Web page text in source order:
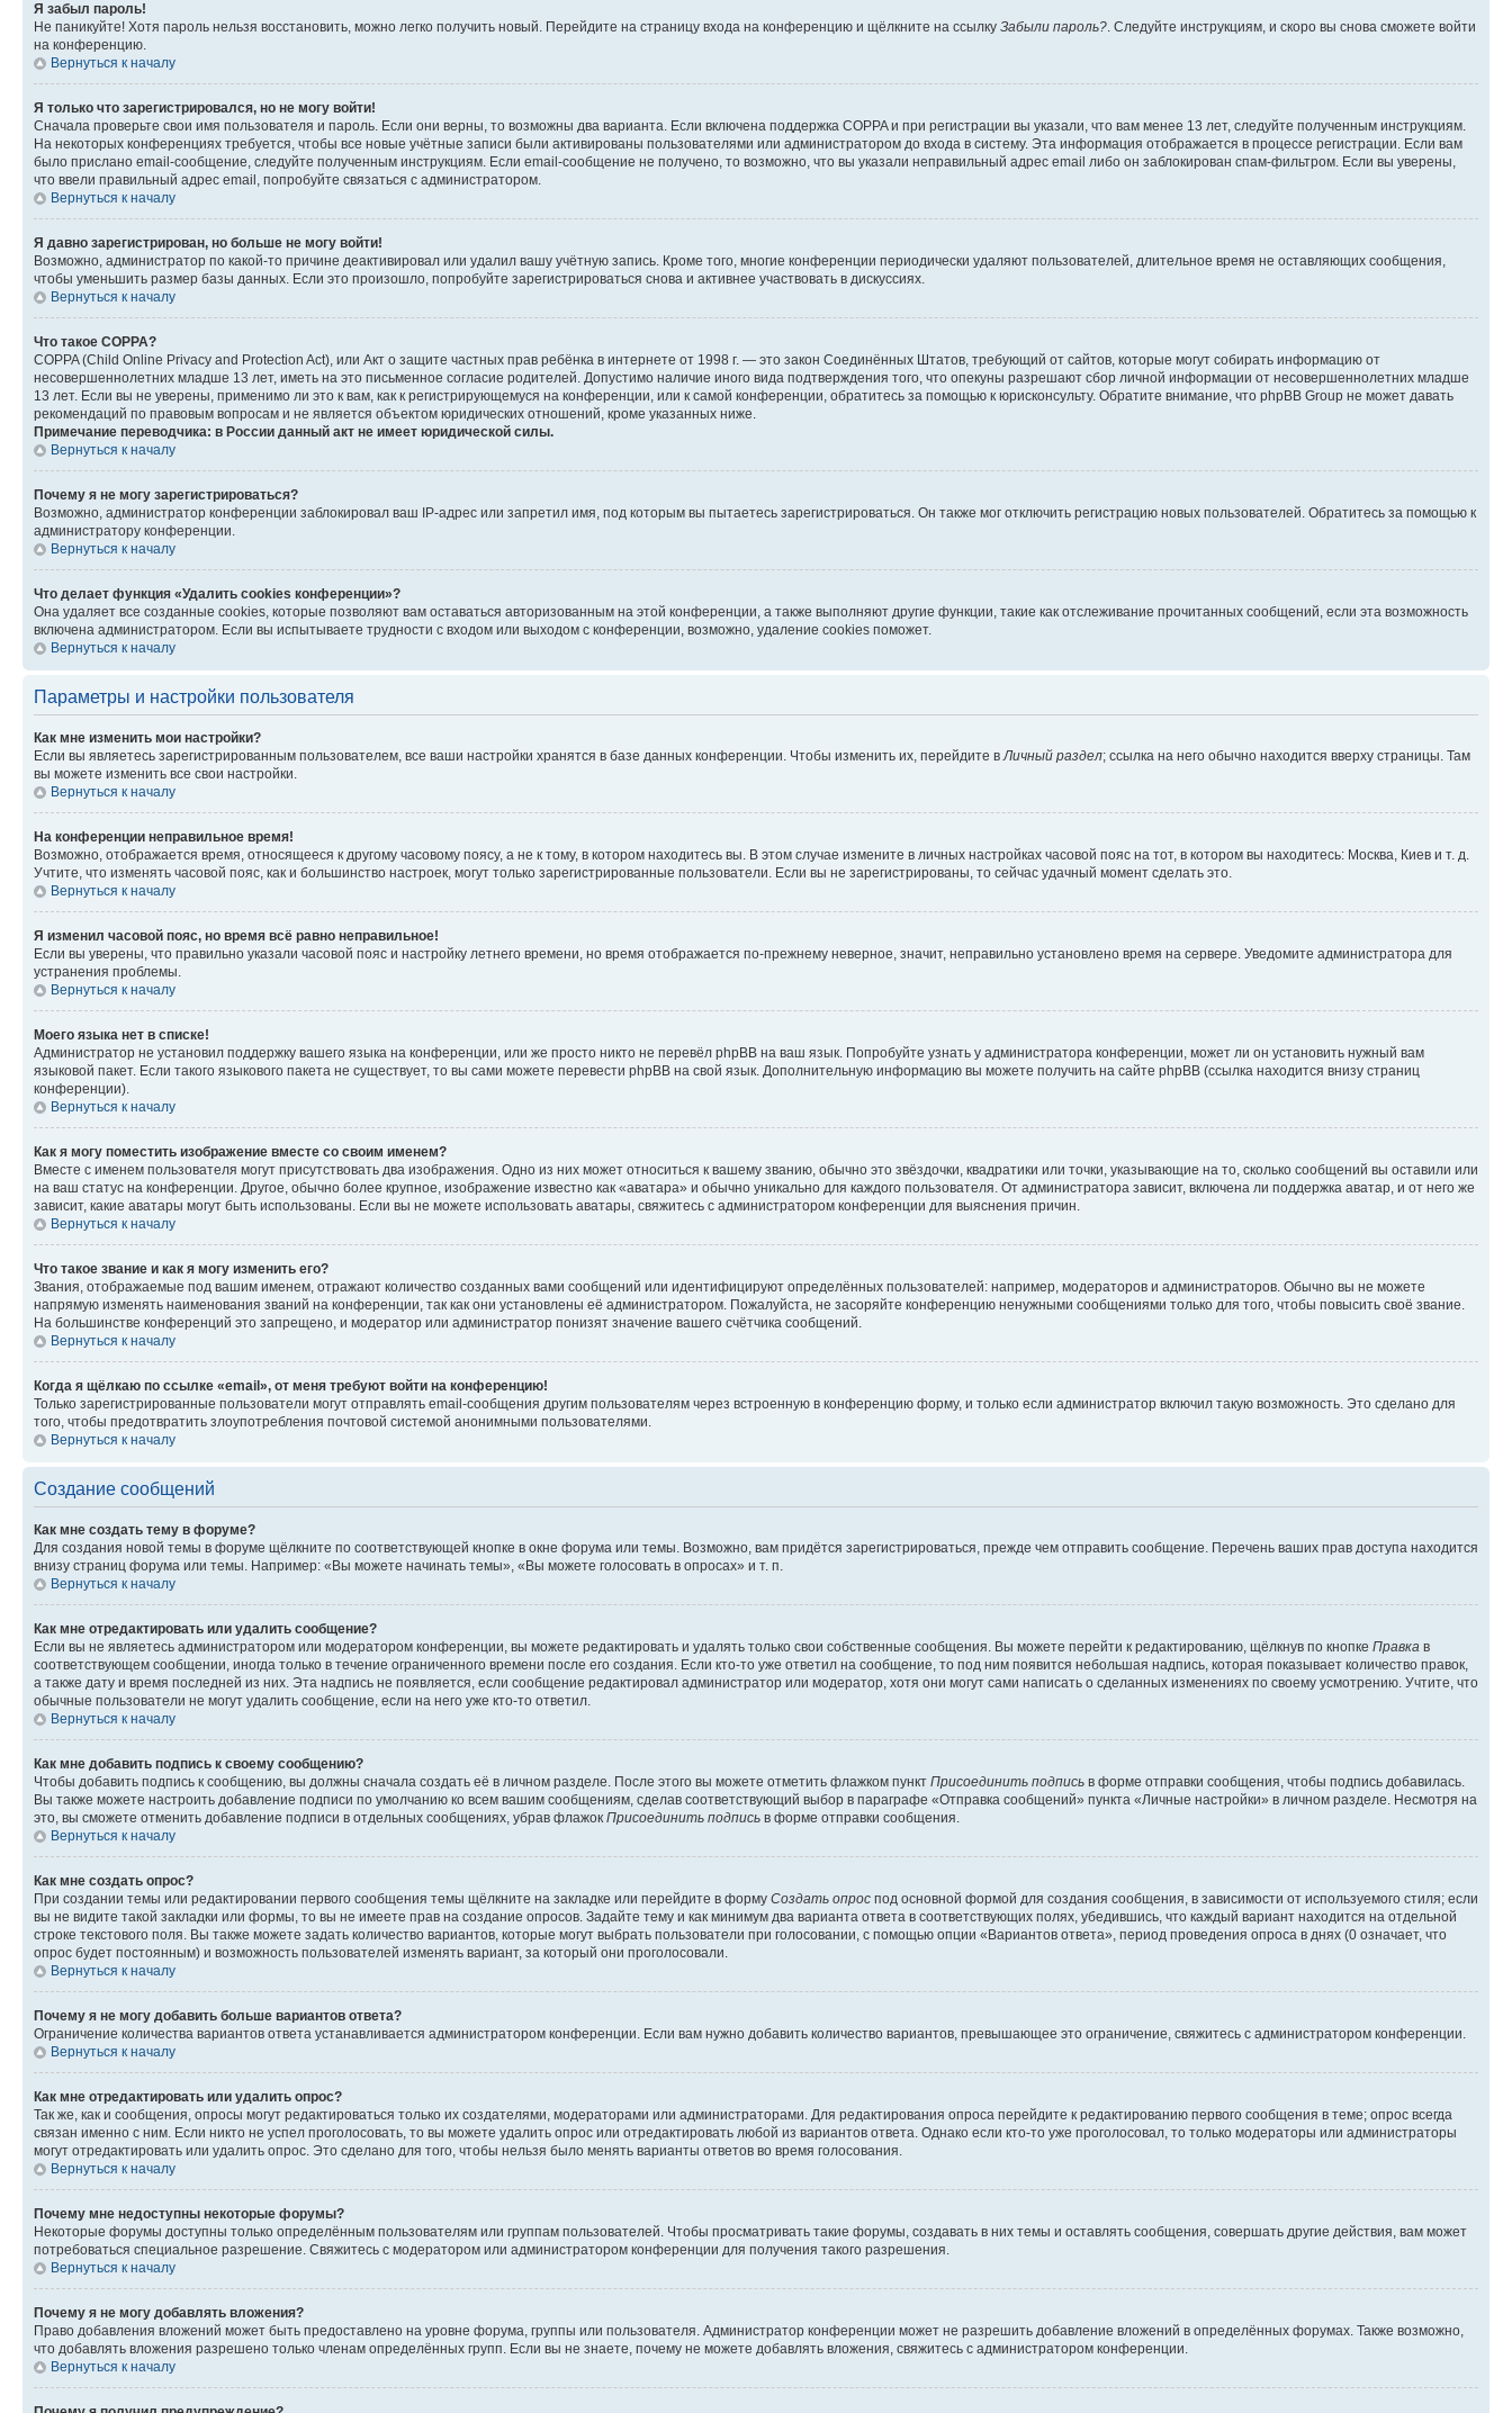
Я забыл пароль!
Не паникуйте! Хотя пароль нельзя восстановить, можно легко получить новый. Перейдите на страницу входа на конференцию и щёлкните на ссылку Забыли пароль?. Следуйте инструкциям, и скоро вы снова сможете войти
на конференцию.
Вернуться к началу
Я только что зарегистрировался, но не могу войти!
Сначала проверьте свои имя пользователя и пароль. Если они верны, то возможны два варианта. Если включена поддержка COPPA и при регистрации вы указали, что вам менее 13 лет, следуйте полученным инструкциям.
На некоторых конференциях требуется, чтобы все новые учётные записи были активированы пользователями или администратором до входа в систему. Эта информация отображается в процессе регистрации. Если вам
было прислано email-сообщение, следуйте полученным инструкциям. Если email-сообщение не получено, то возможно, что вы указали неправильный адрес email либо он заблокирован спам-фильтром. Если вы уверены,
что ввели правильный адрес email, попробуйте связаться с администратором.
Вернуться к началу
Я давно зарегистрирован, но больше не могу войти!
Возможно, администратор по какой-то причине деактивировал или удалил вашу учётную запись. Кроме того, многие конференции периодически удаляют пользователей, длительное время не оставляющих сообщения,
чтобы уменьшить размер базы данных. Если это произошло, попробуйте зарегистрироваться снова и активнее участвовать в дискуссиях.
Вернуться к началу
Что такое COPPA?
COPPA (Child Online Privacy and Protection Act), или Акт о защите частных прав ребёнка в интернете от 1998 г. — это закон Соединённых Штатов, требующий от сайтов, которые могут собирать информацию от
несовершеннолетних младше 13 лет, иметь на это письменное согласие родителей. Допустимо наличие иного вида подтверждения того, что опекуны разрешают сбор личной информации от несовершеннолетних младше
13 лет. Если вы не уверены, применимо ли это к вам, как к регистрирующемуся на конференции, или к самой конференции, обратитесь за помощью к юрисконсульту. Обратите внимание, что phpBB Group не может давать
рекомендаций по правовым вопросам и не является объектом юридических отношений, кроме указанных ниже.
Примечание переводчика: в России данный акт не имеет юридической силы.
Вернуться к началу
Почему я не могу зарегистрироваться?
Возможно, администратор конференции заблокировал ваш IP-адрес или запретил имя, под которым вы пытаетесь зарегистрироваться. Он также мог отключить регистрацию новых пользователей. Обратитесь за помощью к
администратору конференции.
Вернуться к началу
Что делает функция «Удалить cookies конференции»?
Она удаляет все созданные cookies, которые позволяют вам оставаться авторизованным на этой конференции, а также выполняют другие функции, такие как отслеживание прочитанных сообщений, если эта возможность
включена администратором. Если вы испытываете трудности с входом или выходом с конференции, возможно, удаление cookies поможет.
Вернуться к началу
Параметры и настройки пользователя
Как мне изменить мои настройки?
Если вы являетесь зарегистрированным пользователем, все ваши настройки хранятся в базе данных конференции. Чтобы изменить их, перейдите вЛичный раздел; ссылка на него обычно находится вверху страницы. Там
вы можете изменить все свои настройки.
Вернуться к началу
На конференции неправильное время!
Возможно, отображается время, относящееся к другому часовому поясу, а не к тому, в котором находитесь вы. В этом случае измените в личных настройках часовой пояс на тот, в котором вы находитесь: Москва, Киев и т. д.
Учтите, что изменять часовой пояс, как и большинство настроек, могут только зарегистрированные пользователи. Если вы не зарегистрированы, то сейчас удачный момент сделать это.
Вернуться к началу
Я изменил часовой пояс, но время всё равно неправильное!
Если вы уверены, что правильно указали часовой пояс и настройку летнего времени, но время отображается по-прежнему неверное, значит, неправильно установлено время на сервере. Уведомите администратора для
устранения проблемы.
Вернуться к началу
Моего языка нет в списке!
Администратор не установил поддержку вашего языка на конференции, или же просто никто не перевёл phpBB на ваш язык. Попробуйте узнать у администратора конференции, может ли он установить нужный вам
языковой пакет. Если такого языкового пакета не существует, то вы сами можете перевести phpBB на свой язык. Дополнительную информацию вы можете получить на сайте phpBB (ссылка находится внизу страниц
конференции).
Вернуться к началу
Как я могу поместить изображение вместе со своим именем?
Вместе с именем пользователя могут присутствовать два изображения. Одно из них может относиться к вашему званию, обычно это звёздочки, квадратики или точки, указывающие на то, сколько сообщений вы оставили или
на ваш статус на конференции. Другое, обычно более крупное, изображение известно как «аватара» и обычно уникально для каждого пользователя. От администратора зависит, включена ли поддержка аватар, и от него же
зависит, какие аватары могут быть использованы. Если вы не можете использовать аватары, свяжитесь с администратором конференции для выяснения причин.
Вернуться к началу
Что такое звание и как я могу изменить его?
Звания, отображаемые под вашим именем, отражают количество созданных вами сообщений или идентифицируют определённых пользователей: например, модераторов и администраторов. Обычно вы не можете
напрямую изменять наименования званий на конференции, так как они установлены её администратором. Пожалуйста, не засоряйте конференцию ненужными сообщениями только для того, чтобы повысить своё звание.
На большинстве конференций это запрещено, и модератор или администратор понизят значение вашего счётчика сообщений.
Вернуться к началу
Когда я щёлкаю по ссылке «email», от меня требуют войти на конференцию!
Только зарегистрированные пользователи могут отправлять email-сообщения другим пользователям через встроенную в конференцию форму, и только если администратор включил такую возможность. Это сделано для
того, чтобы предотвратить злоупотребления почтовой системой анонимными пользователями.
Вернуться к началу
Создание сообщений
Как мне создать тему в форуме?
Для создания новой темы в форуме щёлкните по соответствующей кнопке в окне форума или темы. Возможно, вам придётся зарегистрироваться, прежде чем отправить сообщение. Перечень ваших прав доступа находится
внизу страниц форума или темы. Например: «Вы можете начинать темы», «Вы можете голосовать в опросах» и т. п.
Вернуться к началу
Как мне отредактировать или удалить сообщение?
Если вы не являетесь администратором или модератором конференции, вы можете редактировать и удалять только свои собственные сообщения. Вы можете перейти к редактированию, щёлкнув по кнопке Правка в
соответствующем сообщении, иногда только в течение ограниченного времени после его создания. Если кто-то уже ответил на сообщение, то под ним появится небольшая надпись, которая показывает количество правок,
а также дату и время последней из них. Эта надпись не появляется, если сообщение редактировал администратор или модератор, хотя они могут сами написать о сделанных изменениях по своему усмотрению. Учтите, что
обычные пользователи не могут удалить сообщение, если на него уже кто-то ответил.
Вернуться к началу
Как мне добавить подпись к своему сообщению?
Чтобы добавить подпись к сообщению, вы должны сначала создать её в личном разделе. После этого вы можете отметить флажком пункт Присоединить подпись в форме отправки сообщения, чтобы подпись добавилась.
Вы также можете настроить добавление подписи по умолчанию ко всем вашим сообщениям, сделав соответствующий выбор в параграфе «Отправка сообщений» пункта «Личные настройки» в личном разделе. Несмотря на
это, вы сможете отменить добавление подписи в отдельных сообщениях, убрав флажок Присоединить подпись в форме отправки сообщения.
Вернуться к началу
Как мне создать опрос?
При создании темы или редактировании первого сообщения темы щёлкните на закладке или перейдите в форму Создать опрос под основной формой для создания сообщения, в зависимости от используемого стиля; если
вы не видите такой закладки или формы, то вы не имеете прав на создание опросов. Задайте тему и как минимум два варианта ответа в соответствующих полях, убедившись, что каждый вариант находится на отдельной
строке текстового поля. Вы также можете задать количество вариантов, которые могут выбрать пользователи при голосовании, с помощью опции «Вариантов ответа», период проведения опроса в днях (0 означает, что
опрос будет постоянным) и возможность пользователей изменять вариант, за который они проголосовали.
Вернуться к началу
Почему я не могу добавить больше вариантов ответа?
Ограничение количества вариантов ответа устанавливается администратором конференции. Если вам нужно добавить количество вариантов, превышающее это ограничение, свяжитесь с администратором конференции.
Вернуться к началу
Как мне отредактировать или удалить опрос?
Так же, как и сообщения, опросы могут редактироваться только их создателями, модераторами или администраторами. Для редактирования опроса перейдите к редактированию первого сообщения в теме; опрос всегда
связан именно с ним. Если никто не успел проголосовать, то вы можете удалить опрос или отредактировать любой из вариантов ответа. Однако если кто-то уже проголосовал, то только модераторы или администраторы
могут отредактировать или удалить опрос. Это сделано для того, чтобы нельзя было менять варианты ответов во время голосования.
Вернуться к началу
Почему мне недоступны некоторые форумы?
Некоторые форумы доступны только определённым пользователям или группам пользователей. Чтобы просматривать такие форумы, создавать в них темы и оставлять сообщения, совершать другие действия, вам может
потребоваться специальное разрешение. Свяжитесь с модератором или администратором конференции для получения такого разрешения.
Вернуться к началу
Почему я не могу добавлять вложения?
Право добавления вложений может быть предоставлено на уровне форума, группы или пользователя. Администратор конференции может не разрешить добавление вложений в определённых форумах. Также возможно,
что добавлять вложения разрешено только членам определённых групп. Если вы не знаете, почему не можете добавлять вложения, свяжитесь с администратором конференции.
Вернуться к началу